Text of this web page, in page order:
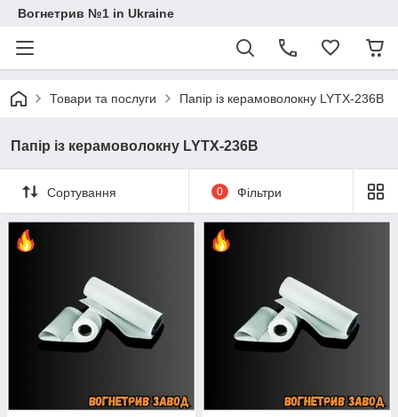
Вогнетрив №1 in Ukraine
Товари та послуги Папір із керамоволокну LYTX-236B
Папір із керамоволокну LYTX-236B
Сортування 0 Фільтри